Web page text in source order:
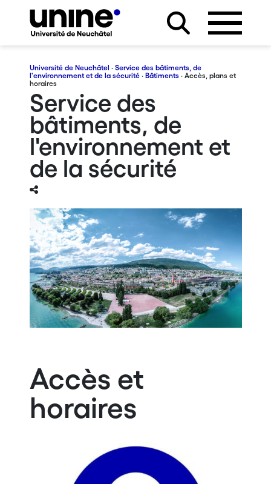
Université de Neuchâtel · Service des bâtiments, de
l'environnement et de la sécurité· Bâtiments · Accès, plans et
horaires
Service des
bâtiments, de
l'environnement et
de la sécurité
Accès et
horaires